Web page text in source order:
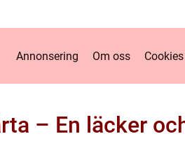
Annonsering Om oss Cookies
– En läcker